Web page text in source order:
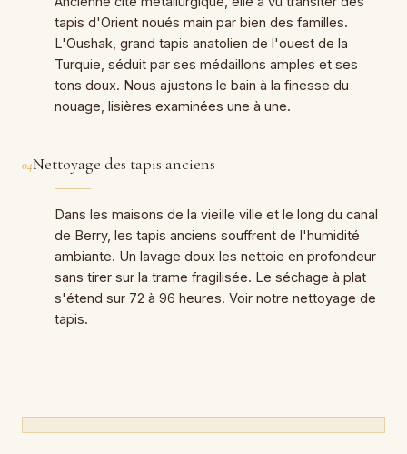
tapis d'Orient noués main par bien des familles.
L'Oushak, grand tapis anatolien de l'ouest de la
Turquie, séduit par ses médaillons amples et ses
tons doux. Nous ajustons le bain à la finesse du
nouage, lisières examinées une à une.
04Nettoyage des tapis anciens
Dans les maisons de la vieille ville et le long du canal
de Berry, les tapis anciens souffrent de l'humidité
ambiante. Un lavage doux les nettoie en profondeur
sans tirer sur la trame fragilisée. Le séchage à plat
s'étend sur 72 à 96 heures. Voir notre nettoyage de
tapis.